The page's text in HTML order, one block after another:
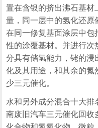
置在含银的挤出沸石基
量，同一层中的氢化还
在同一修复基面涂层中
性的涂覆基材。并进行
分具有储氢能力，铑的浸
化及其用途，和其余的
少三元催化。
水和另外成分混合十大
南废旧汽车三元催化回